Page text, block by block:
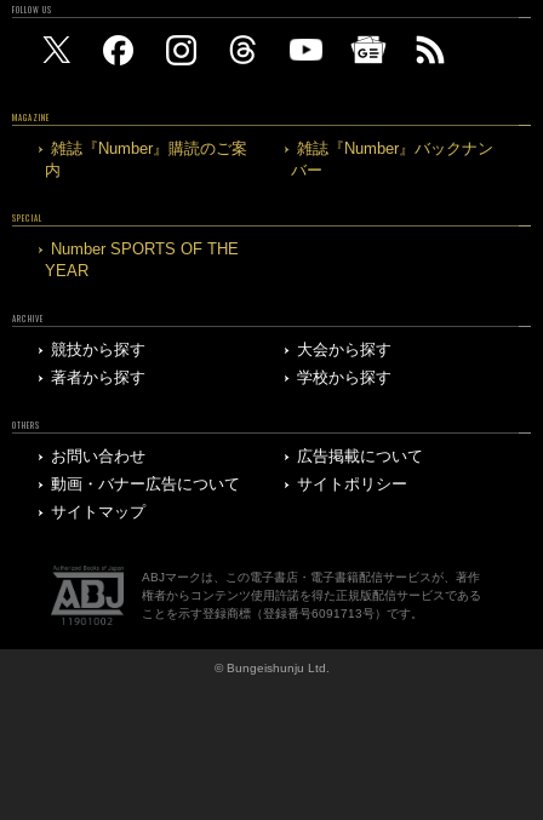
FOLLOW US
MAGAZINE
雑誌『Number』購読のご案
内
雑誌『Number』バックナン
バー
SPECIAL
Number SPORTS OF THE
YEAR
ARCHIVE
競技から探す
大会から探す
著者から探す
学校から探す
OTHERS
お問い合わせ
広告掲載について
動画・バナー広告について
サイトポリシー
サイトマップ
ABJマークは、この電子書店・電子書籍配信サービスが、著作
権者からコンテンツ使用許諾を得た正規版配信サービスである
ことを示す登録商標（登録番号6091713号）です。
© Bungeishunju Ltd.